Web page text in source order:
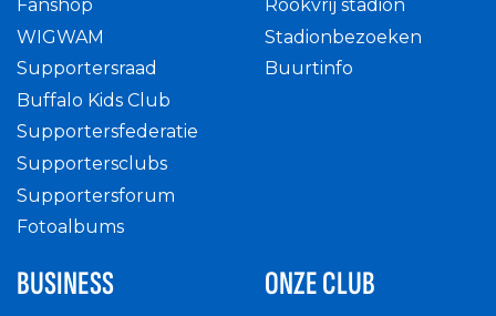
Fanshop
WIGWAM
Supportersraad
Buffalo Kids Club
Supportersfederatie
Supportersclubs
Supportersforum
Fotoalbums
Rookvrij stadion
Stadionbezoeken
Buurtinfo
BUSINESS ONZE CLUB